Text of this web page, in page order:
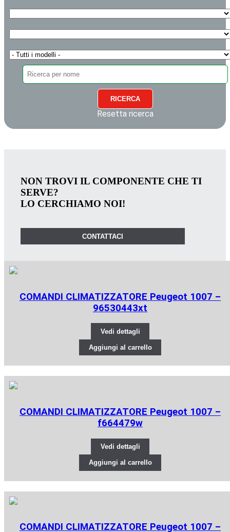
RICERCA
Resetta ricerca
NON TROVI IL COMPONENTE CHE TI
SERVE?
LO CERCHIAMO NOI!
CONTATTACI
COMANDI CLIMATIZZATORE Peugeot 1007 –
96530443xt
Vedi dettagli
Aggiungi al carrello
COMANDI CLIMATIZZATORE Peugeot 1007 –
f664479w
Vedi dettagli
Aggiungi al carrello
COMANDI CLIMATIZZATORE Peugeot 1007 –